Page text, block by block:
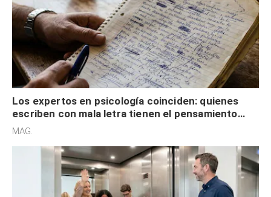
Los expertos en psicología coinciden: quienes
escriben con mala letra tienen el pensamiento
acelerado y no lo hacen por desinterés
MAG.